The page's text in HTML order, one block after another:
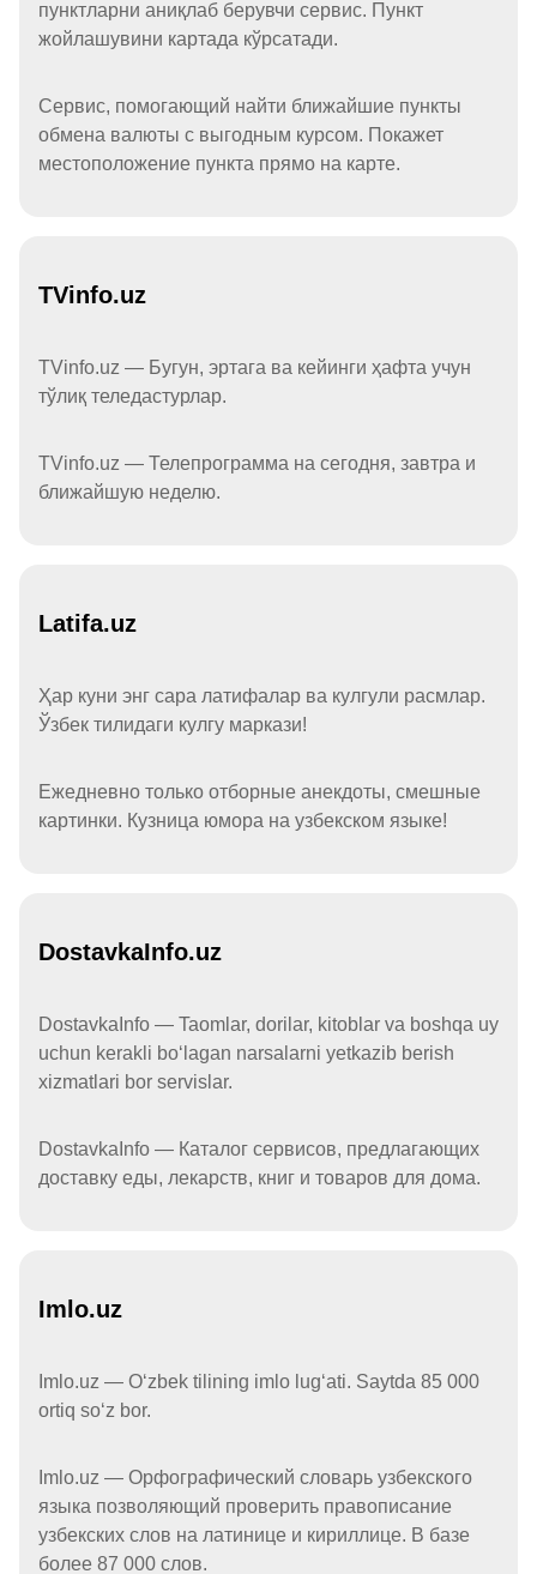
пунктларни аниқлаб берувчи сервис. Пункт
жойлашувини картада кўрсатади.
Сервис, помогающий найти ближайшие пункты
обмена валюты с выгодным курсом. Покажет
местоположение пункта прямо на карте.
TVinfo.uz
TVinfo.uz — Бугун, эртага ва кейинги ҳафта учун
тўлиқ теледастурлар.
TVinfo.uz — Телепрограмма на сегодня, завтра и
ближайшую неделю.
Latifa.uz
Ҳар куни энг сара латифалар ва кулгули расмлар.
Ўзбек тилидаги кулгу маркази!
Ежедневно только отборные анекдоты, смешные
картинки. Кузница юмора на узбекском языке!
DostavkaInfo.uz
DostavkaInfo — Taomlar, dorilar, kitoblar va boshqa uy
uchun kerakli boʻlagan narsalarni yetkazib berish
xizmatlari bor servislar.
DostavkaInfo — Каталог сервисов, предлагающих
доставку еды, лекарств, книг и товаров для дома.
Imlo.uz
Imlo.uz — Oʻzbek tilining imlo lugʻati. Saytda 85 000
ortiq soʻz bor.
Imlo.uz — Орфографический словарь узбекского
языка позволяющий проверить правописание
узбекских слов на латинице и кириллице. В базе
более 87 000 слов.